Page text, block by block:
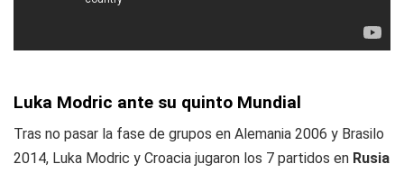
Luka Modric ante su quinto Mundial
Tras no pasar la fase de grupos en Alemania 2006 y Brasilo
2014, Luka Modric y Croacia jugaron los 7 partidos en Rusia